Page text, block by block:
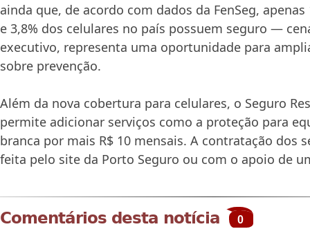
ainda que, de acordo com dados da FenSeg,
e 3,8% dos celulares no país possuem seguro —
executivo, representa uma oportunidade para
sobre prevenção.
Além da nova cobertura para celulares, o Seguro
permite adicionar serviços como a proteção para
branca por mais R$ 10 mensais. A contratação dos
feita pelo site da Porto Seguro ou com o apoio de
Comentários desta notícia 0